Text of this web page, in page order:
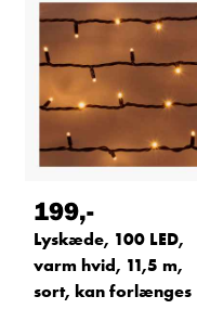
199,-
Lyskæde, 100 LED,
varm hvid, 11,5 m,
sort, kan forlænges